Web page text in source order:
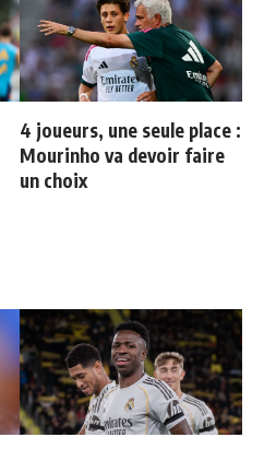
4 joueurs, une seule place :
Mourinho va devoir faire
un choix